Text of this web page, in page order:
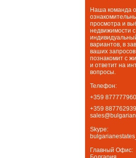
Наша команда
просмотра и
недвижимости с
вариантов, в
ваших
познакомит с
и ответит на
вопросы.
Телефон:
+359 877777960
+359 887762939
Skype:
Главный Офис: